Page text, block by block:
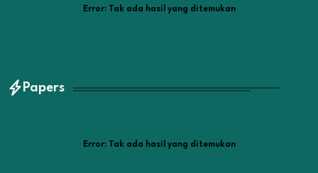
Error:Tak ada hasil yang ditemukan
Papers
Error:Tak ada hasil yang ditemukan